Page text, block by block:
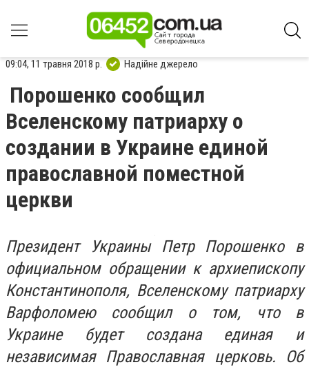
09:04, 11 травня 2018 р. Надійне джерело
Порошенко сообщил
Вселенскому патриарху о
создании в Украине единой
православной поместной
церкви
Президент Украины Петр Порошенко в
официальном обращении к архиепископу
Константинополя, Вселенскому патриарху
Варфоломею сообщил о том, что в
Украине будет создана единая и
независимая Православная церковь. Об